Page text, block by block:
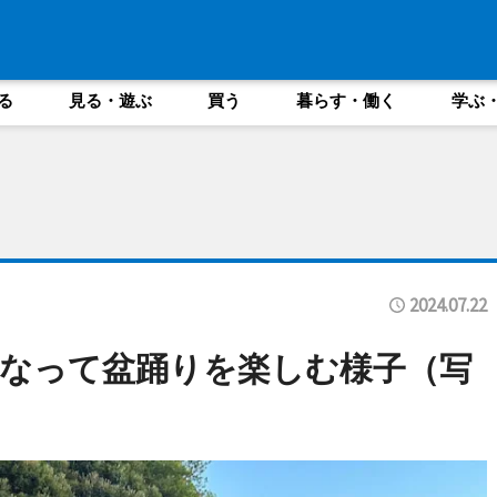
見る・遊ぶ 買う 暮らす・働く 学ぶ
2024.07.22
って盆踊りを楽しむ様子（写